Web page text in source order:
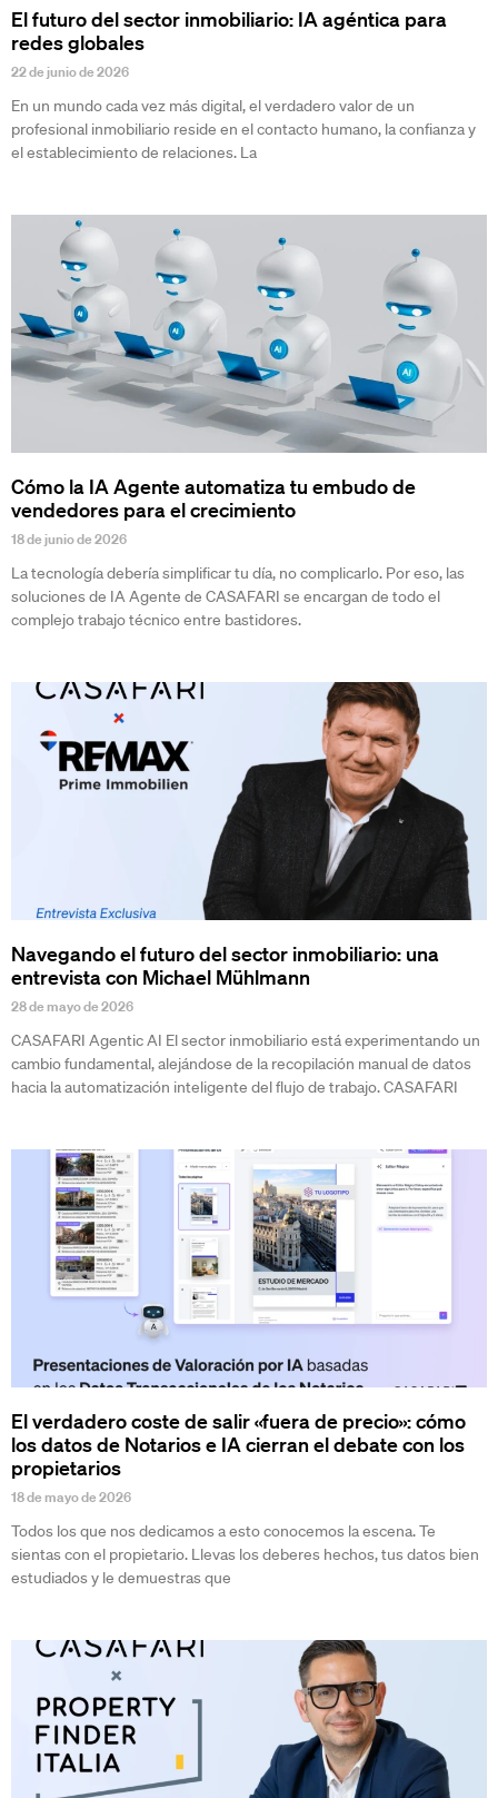
El futuro del sector inmobiliario: IA agéntica para
redes globales
22 de junio de 2026
En un mundo cada vez más digital, el verdadero valor de un
profesional inmobiliario reside en el contacto humano, la confianza y
el establecimiento de relaciones. La
Cómo la IA Agente automatiza tu embudo de
vendedores para el crecimiento
18 de junio de 2026
La tecnología debería simplificar tu día, no complicarlo. Por eso, las
soluciones de IA Agente de CASAFARI se encargan de todo el
complejo trabajo técnico entre bastidores.
Navegando el futuro del sector inmobiliario: una
entrevista con Michael Mühlmann
28 de mayo de 2026
CASAFARI Agentic AI El sector inmobiliario está experimentando un
cambio fundamental, alejándose de la recopilación manual de datos
hacia la automatización inteligente del flujo de trabajo. CASAFARI
El verdadero coste de salir «fuera de precio»: cómo
los datos de Notarios e IA cierran el debate con los
propietarios
18 de mayo de 2026
Todos los que nos dedicamos a esto conocemos la escena. Te
sientas con el propietario. Llevas los deberes hechos, tus datos bien
estudiados y le demuestras que